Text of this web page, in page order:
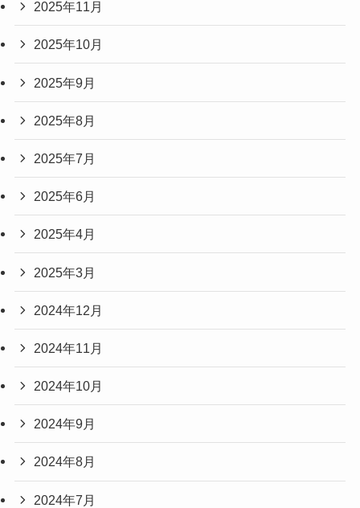
2025年11月
2025年10月
2025年9月
2025年8月
2025年7月
2025年6月
2025年4月
2025年3月
2024年12月
2024年11月
2024年10月
2024年9月
2024年8月
2024年7月